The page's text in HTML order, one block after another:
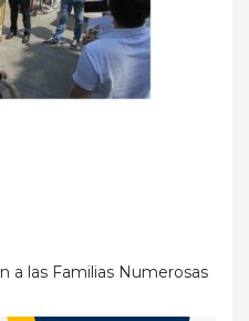
a las Familias Numerosas